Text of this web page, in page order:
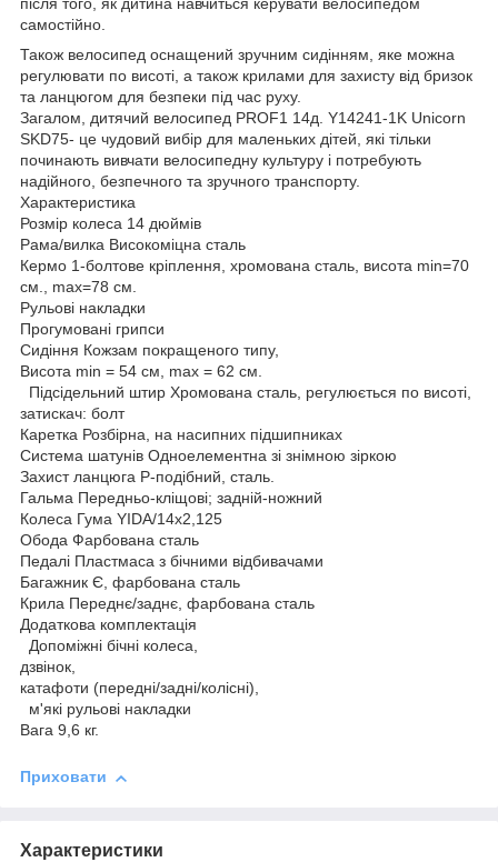
після того, як дитина навчиться керувати велосипедом
самостійно.
Також велосипед оснащений зручним сидінням, яке можна
регулювати по висоті, а також крилами для захисту від бризок
та ланцюгом для безпеки під час руху.
Загалом, дитячий велосипед PROF1 14д. Y14241-1K Unicorn
SKD75- це чудовий вибір для маленьких дітей, які тільки
починають вивчати велосипедну культуру і потребують
надійного, безпечного та зручного транспорту.
Характеристика
Розмір колеса 14 дюймів
Рама/вилка Високоміцна сталь
Кермо 1-болтове кріплення, хромована сталь, висота min=70
см., max=78 см.
Рульові накладки
Прогумовані грипси
Сидіння Кожзам покращеного типу,
Висота min = 54 см, max = 62 см.
Підсідельний штир Хромована сталь, регулюється по висоті,
затискач: болт
Каретка Розбірна, на насипних підшипниках
Система шатунів Одноелементна зі знімною зіркою
Захист ланцюга Р-подібний, сталь.
Гальма Передньо-кліщові; задній-ножний
Колеса Гума YIDA/14х2,125
Обода Фарбована сталь
Педалі Пластмаса з бічними відбивачами
Багажник Є, фарбована сталь
Крила Переднє/заднє, фарбована сталь
Додаткова комплектація
Допоміжні бічні колеса,
дзвінок,
катафоти (передні/задні/колісні),
м'які рульові накладки
Вага 9,6 кг.
Приховати
Характеристики